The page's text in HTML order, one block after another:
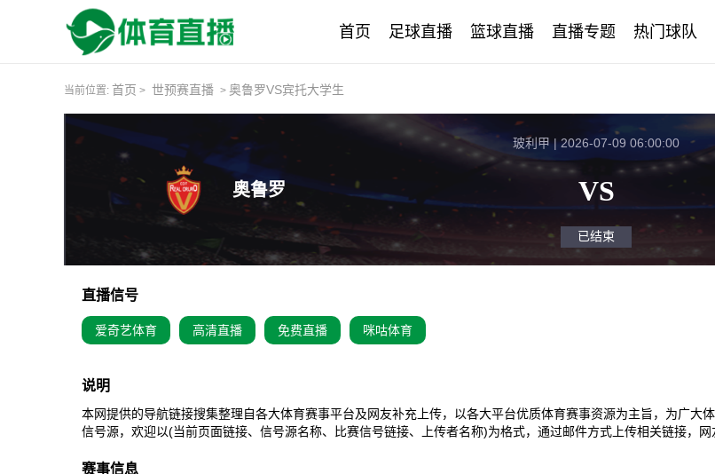
首页 足球直播 篮球直播 直播专题 热门球队
当前位置: 首页 > 世预赛直播 > 奥鲁罗VS宾托大学生
奥鲁罗
玻利甲 | 2026-07-09 06:00:00
VS
已结束
直播信号
爱奇艺体育 高清直播 免费直播 咪咕体育
说明
本网提供的导航链接搜集整理自各大体育赛事平台及网友补充上传，以各大平台优质体育赛事资源为主旨，为广大
信号源，欢迎以(当前页面链接、信号源名称、比赛信号链接、上传者名称)为格式，通过邮件方式上传相关链接，
赛事信息